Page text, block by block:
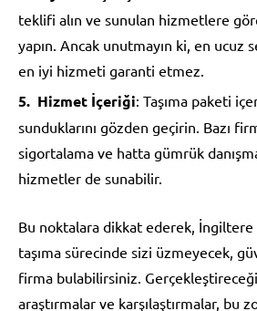
teklifi alın ve sunulan hizmetlere
yapın. Ancak unutmayın ki, en ucuz
en iyi hizmeti garanti etmez.
Hizmet İçeriği: Taşıma paketi
sunduklarını gözden geçirin. Bazı
sigortalama ve hatta gümrük
hizmetler de sunabilir.
Bu noktalara dikkat ederek, İngiltere
taşıma sürecinde sizi üzmeyecek,
firma bulabilirsiniz.
araştırmalar ve karşılaştırmalar, bu